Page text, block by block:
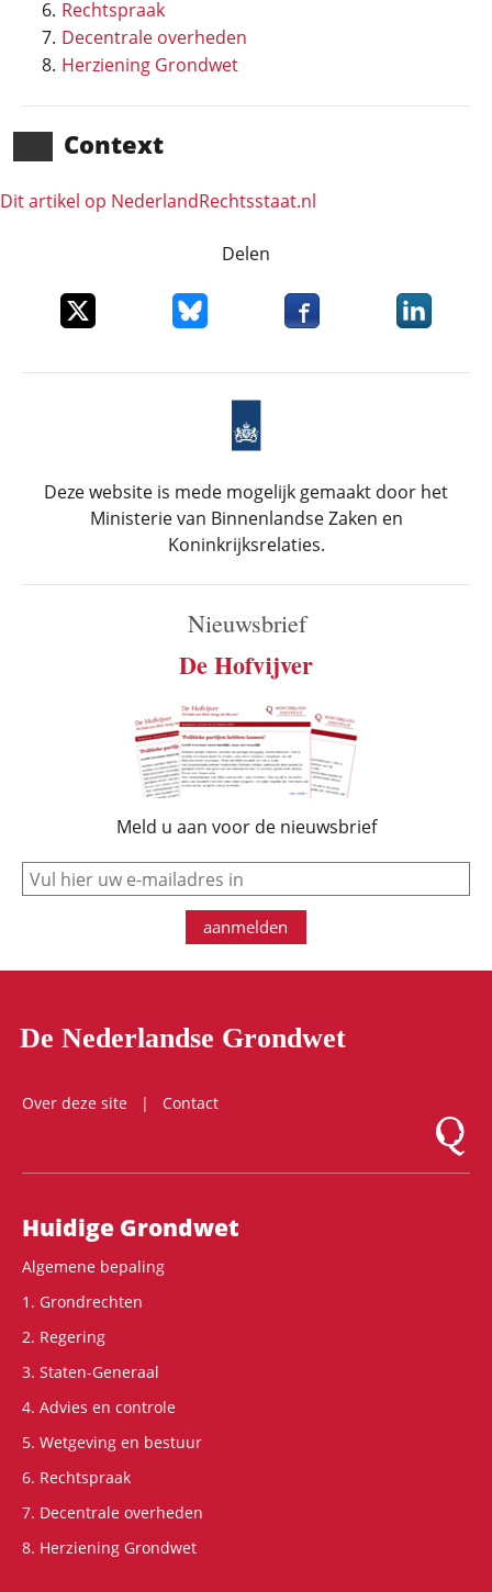
Rechtspraak
Decentrale overheden
Herziening Grondwet
Context
Dit artikel op NederlandRechts­staat.nl
Delen
Deel dit item op XDeel dit item op Bluesky
Deel dit item opDeel dit
Deze website is mede mogelijk gemaakt door het
Ministerie van Binnenlandse Zaken en
Koninkrijksrelaties.
Nieuwsbrief
De Hofvijver
Meld u aan voor de nieuwsbrief
e-mail
aanmelden
De Nederlandse Grondwet
Over deze site
Contact
Logo
Hoofdnavigatie
Huidige Grondwet
Algemene bepaling
1. Grondrechten
2. Regering
3. Staten-Generaal
4. Advies en controle
5. Wetgeving en bestuur
6. Rechtspraak
7. Decentrale overheden
8. Herziening Grondwet